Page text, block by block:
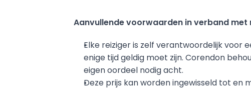
Aanvullende voorwaarden in verband met
Elke reiziger is zelf verantwoordelijk voor
enige tijd geldig moet zijn. Corendon
eigen oordeel nodig acht.
Deze prijs kan worden ingewisseld tot en